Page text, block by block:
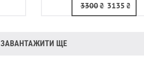
3300₴ 3135 ₴
ЗАВАНТАЖИТИ ЩЕ